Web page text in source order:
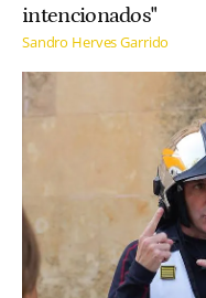
intencionados"
Sandro Herves Garrido